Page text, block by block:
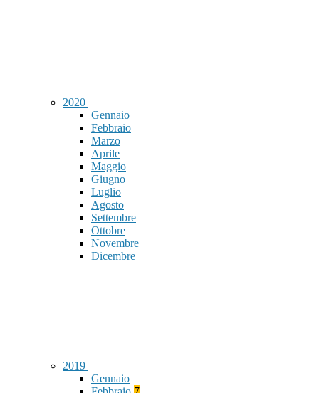
2020
Gennaio
Febbraio
Marzo
Aprile
Maggio
Giugno
Luglio
Agosto
Settembre
Ottobre
Novembre
Dicembre
2019
Gennaio